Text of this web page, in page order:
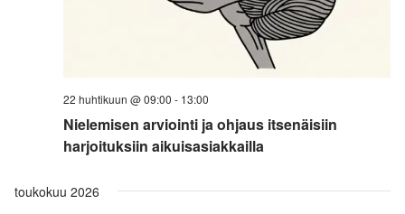
Nielemisen arviointi ja ohjaus itsenäisiin
harjoituksiin aikuisasiakkailla
22 huhtikuun @ 09:00 - 13:00
toukokuu 2026